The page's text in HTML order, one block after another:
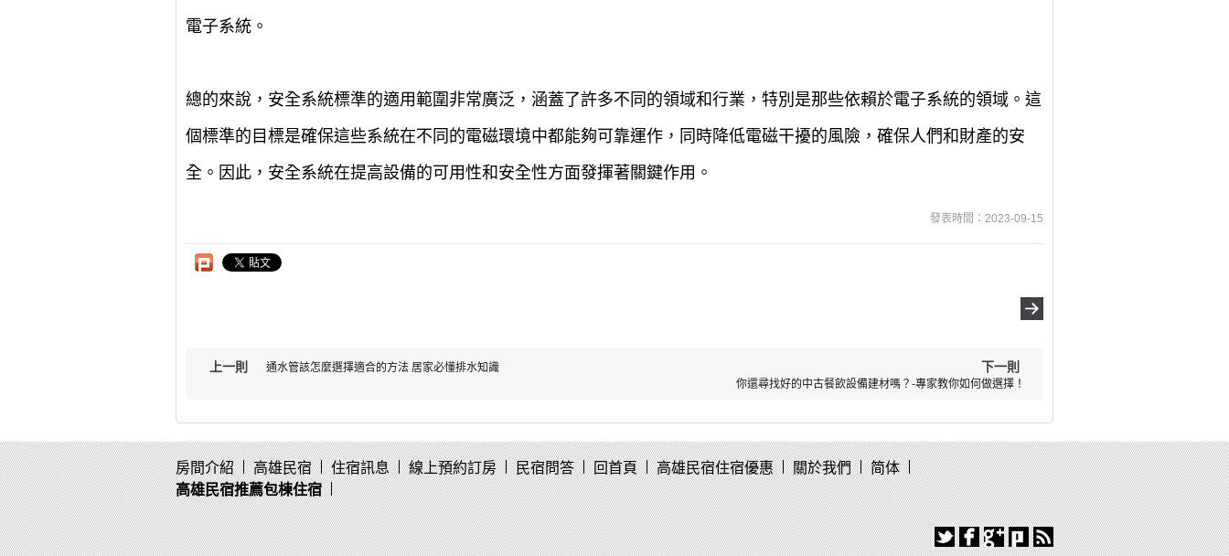
電子系統。
總的來說，安全系統標準的適用範圍非常廣泛，涵蓋了許多不同的領域和行業，特別是那些依賴於電子系統的領域。這
個標準的目標是確保這些系統在不同的電磁環境中都能夠可靠運作，同時降低電磁干擾的風險，確保人們和財產的安
全。因此，安全系統在提高設備的可用性和安全性方面發揮著關鍵作用。
發表時間：2023-09-15
上一則 通水管該怎麼選擇適合的方法 居家必懂排水知識 下一則
你還尋找好的中古餐飲設備建材嗎？-專家教你如何做選擇！
房間介紹 高雄民宿 住宿訊息 線上預約訂房 民宿問答 回首頁 高雄民宿住宿優惠 關於我們
简体
高雄民宿推薦包棟住宿